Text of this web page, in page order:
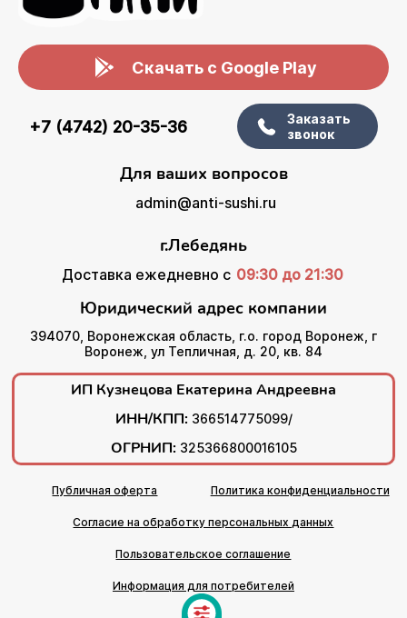
Скачать с Google Play
+7 (4742) 20-35-36
Заказать
звонок
Для ваших вопросов
admin@anti-sushi.ru
г.Лебедянь
Доставка ежедневно с 09:30 до 21:30
Юридический адрес компании
394070, Воронежская область, г.о. город Воронеж, г
Воронеж, ул Тепличная, д. 20, кв. 84
ИП Кузнецова Екатерина Андреевна
ИНН/КПП: 366514775099/
ОГРНИП: 325366800016105
Публичная оферта Политика конфиденциальности
Согласие на обработку персональных данных
Пользовательское соглашение
Информация для потребителей